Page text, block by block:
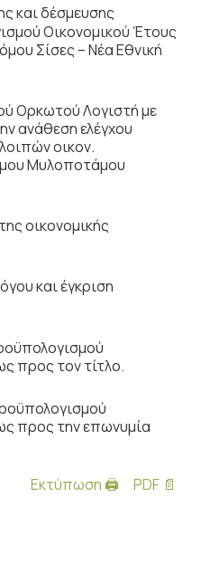
και δέσμευσης
Οικονομικού Έτους
Σίσες – Νέα Εθνική
Ορκωτού Λογιστή με
ανάθεση ελέγχου
οικον.
Μυλοποτάμου
οικονομικής
και έγκριση
προς τον τίτλο.
προς την επωνυμία
Εκτύπωση 🖨
PDF 📄